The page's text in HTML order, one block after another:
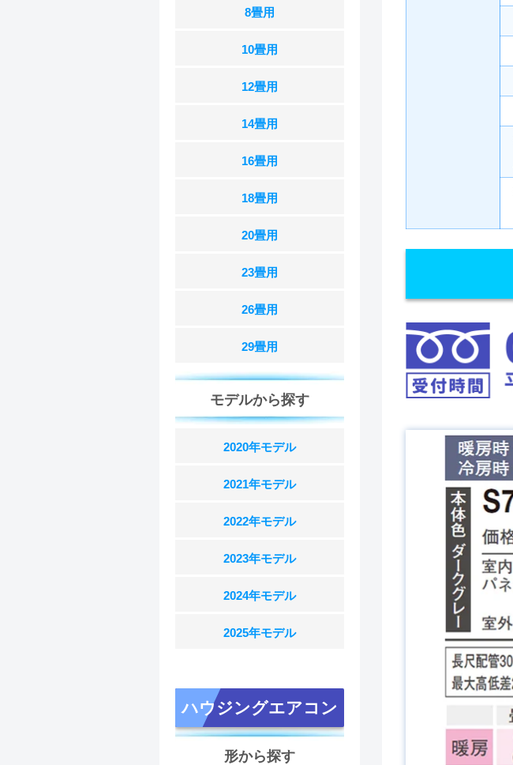
8畳用
10畳用
12畳用
14畳用
16畳用
18畳用
20畳用
23畳用
26畳用
29畳用
モデルから探す
2020年モデル
2021年モデル
2022年モデル
2023年モデル
2024年モデル
2025年モデル
ハウジングエアコン
形から探す